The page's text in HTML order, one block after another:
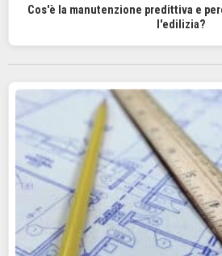
Cos'è la manutenzione predittiva e
l'edilizia?